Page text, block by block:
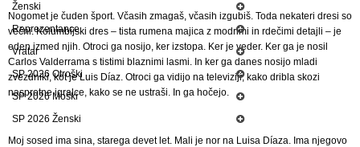
Nogomet je čuden šport. Včasih zmagaš, včasih izgubiš. Toda nekateri dresi so
večni. Kolumbijski dres – tista rumena majica z modrimi in rdečimi detajli – je
eden izmed njih. Otroci ga nosijo, ker izstopa. Ker je veder. Ker ga je nosil
Carlos Valderrama s tistimi blaznimi lasmi. In ker ga danes nosijo mladi
zvezdniki, kot je Luis Díaz. Otroci ga vidijo na televiziji, kako dribla skozi
nasprotne igralce, kako se ne ustraši. In ga hočejo.
Moj sosed ima sina, starega devet let. Mali je nor na Luisa Díaza. Ima njegovo
Ženski
Reprezentance
Vratar
SP 2026 Otroški
SP 2026 Moški
SP 2026 Ženski